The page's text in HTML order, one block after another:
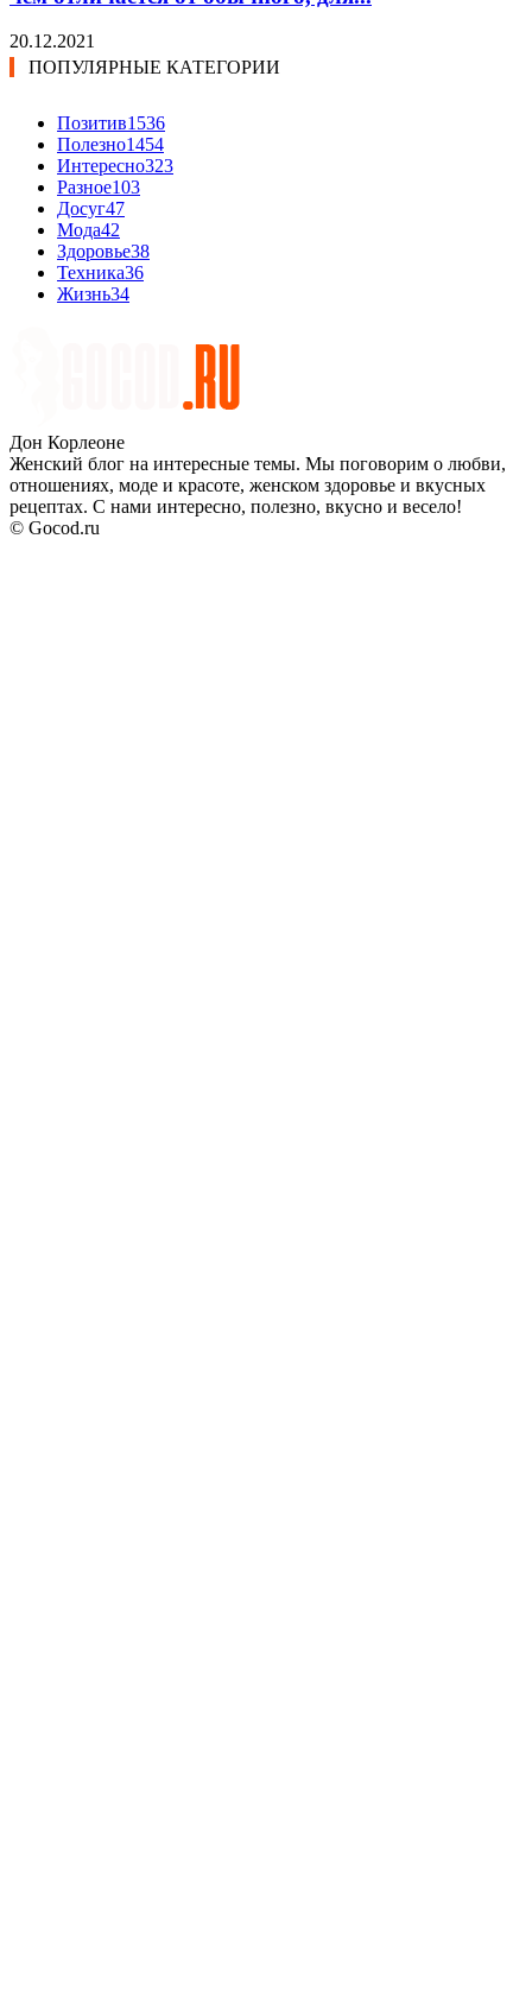
20.12.2021
ПОПУЛЯРНЫЕ КАТЕГОРИИ
Позитив1536
Полезно1454
Интересно323
Разное103
Досуг47
Мода42
Здоровье38
Техника36
Жизнь34
Дон Корлеоне
Женский блог на интересные темы. Мы поговорим о любви,
отношениях, моде и красоте, женском здоровье и вкусных
рецептах. С нами интересно, полезно, вкусно и весело!
© Gocod.ru